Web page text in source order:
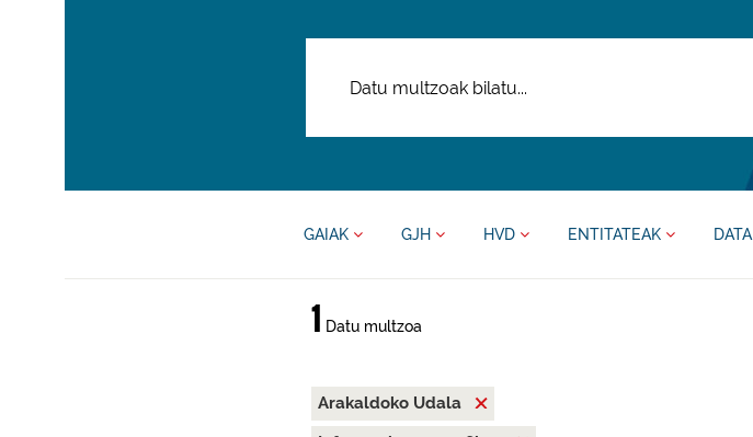
GAIAK GJH HVD ENTITATEAK DATA
1 Datu multzoa
Arakaldoko Udala